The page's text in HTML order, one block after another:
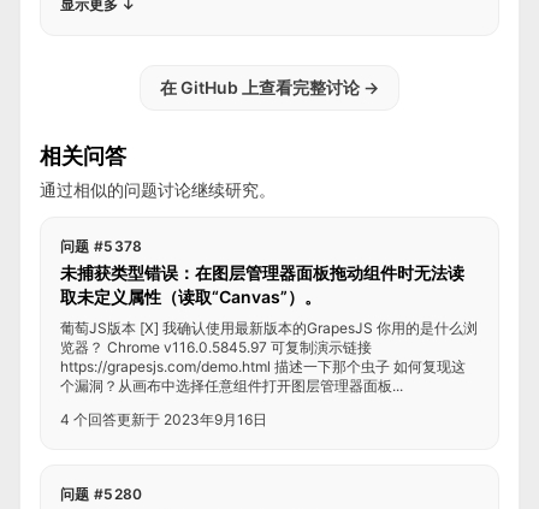
显示更多 ↓
在 GitHub 上查看完整讨论 →
相关问答
通过相似的问题讨论继续研究。
问题 #5378
未捕获类型错误：在图层管理器面板拖动组件时无法读
取未定义属性（读取“Canvas”）。
葡萄JS版本 [X] 我确认使用最新版本的GrapesJS 你用的是什么浏
览器？ Chrome v116.0.5845.97 可复制演示链接
https://grapesjs.com/demo.html 描述一下那个虫子 如何复现这
个漏洞？从画布中选择任意组件打开图层管理器面板...
4 个回答更新于 2023年9月16日
问题 #5280